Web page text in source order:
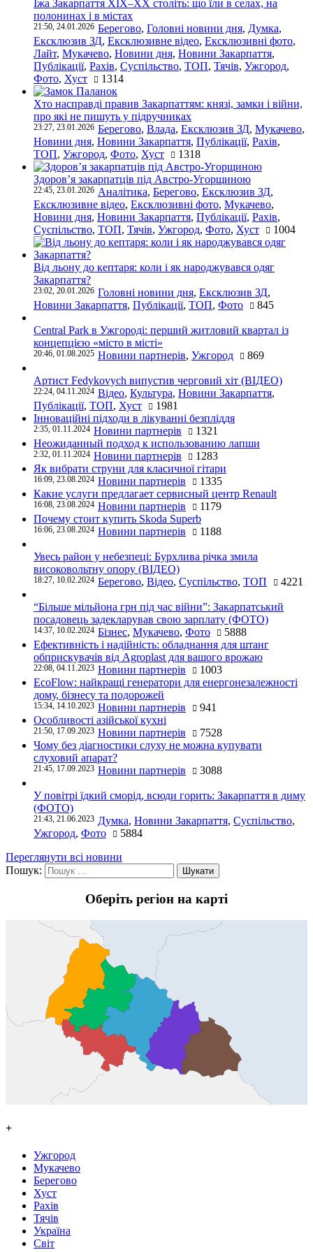
Їжа Закарпаття ХІХ–ХХ століть: що їли в селах, на
полонинах і в містах
21:50, 24.01.2026 Берегово, Головні новини дня, Думка,
Ексклюзив ЗД, Ексклюзивне відео, Ексклюзивні фото,
Лайт, Мукачево, Новини дня, Новини Закарпаття,
Публікації, Рахів, Суспільство, ТОП, Тячів, Ужгород,
Фото, Хуст 1314
Хто насправді правив Закарпаттям: князі, замки і війни,
про які не пишуть у підручниках
23:27, 23.01.2026 Берегово, Влада, Ексклюзив ЗД, Мукачево,
Новини дня, Новини Закарпаття, Публікації, Рахів,
ТОП, Ужгород, Фото, Хуст 1318
Здоров’я закарпатців під Австро-Угорщиною
22:45, 23.01.2026 Аналітика, Берегово, Ексклюзив ЗД,
Ексклюзивне відео, Ексклюзивні фото, Мукачево,
Новини дня, Новини Закарпаття, Публікації, Рахів,
Суспільство, ТОП, Тячів, Ужгород, Фото, Хуст 1004
Від льону до кептаря: коли і як народжувався одяг
Закарпаття?
23:02, 20.01.2026 Головні новини дня, Ексклюзив ЗД,
Новини Закарпаття, Публікації, ТОП, Фото 845
Central Park в Ужгороді: перший житловий квартал із
концепцією «місто в місті»
20:46, 01.08.2025 Новини партнерів, Ужгород 869
Артист Fedykovych випустив черговий хіт (ВІДЕО)
22:24, 04.11.2024 Відео, Культура, Новини Закарпаття,
Публікації, ТОП, Хуст
1981
Інноваційні підходи в лікуванні безпліддя
2:35, 01.11.2024 Новини партнерів
1321
Неожиданный подход к использованию лапши
2:32, 01.11.2024 Новини партнерів
1283
Як вибрати струни для класичної гітари
16:09, 23.08.2024 Новини партнерів
1335
Какие услуги предлагает сервисный центр Renault
16:08, 23.08.2024 Новини партнерів
1179
Почему стоит купить Skoda Superb
16:06, 23.08.2024 Новини партнерів 1188
Увесь район у небезпеці: Бурхлива річка змила
високовольтну опору (ВІДЕО)
18:27, 10.02.2024 Берегово, Відео, Суспільство, ТОП 4221
“Більше мільйона грн під час війни”: Закарпатський
посадовець задекларував свою зарплату (ФОТО)
14:37, 10.02.2024 Бізнес, Мукачево, Фото
5888
Ефективність і надійність: обладнання для штанг
обприскувачів від Agroplast для вашого врожаю
22:08, 04.11.2023 Новини партнерів
1003
EcoFlow: найкращі генератори для енергонезалежності
дому, бізнесу та подорожей
15:34, 14.10.2023 Новини партнерів
941
Особливості азійської кухні
21:50, 17.09.2023 Новини партнерів
7528
Чому без діагностики слуху не можна купувати
слуховий апарат?
21:45, 17.09.2023 Новини партнерів 3088
У повітрі їдкий сморід, всюди горить: Закарпаття в диму
(ФОТО)
21:43, 21.06.2023 Думка, Новини Закарпаття, Суспільство,
Ужгород, Фото
5884
Переглянути всі новини
Пошук:
Оберіть регіон на карті
+
Ужгород
Мукачево
Берегово
Хуст
Рахів
Тячів
Україна
Світ